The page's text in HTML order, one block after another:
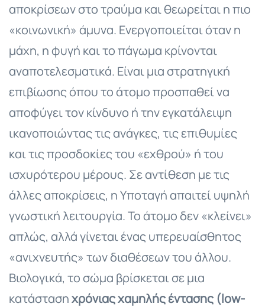
αποκρίσεων στο τραύμα και θεωρείται η πιο
«κοινωνική» άμυνα. Ενεργοποιείται όταν η
μάχη, η φυγή και το πάγωμα κρίνονται
αναποτελεσματικά. Είναι μια στρατηγική
επιβίωσης όπου το άτομο προσπαθεί να
αποφύγει τον κίνδυνο ή την εγκατάλειψη
ικανοποιώντας τις ανάγκες, τις επιθυμίες
και τις προσδοκίες του «εχθρού» ή του
ισχυρότερου μέρους. Σε αντίθεση με τις
άλλες αποκρίσεις, η Υποταγή απαιτεί υψηλή
γνωστική λειτουργία. Το άτομο δεν «κλείνει»
απλώς, αλλά γίνεται ένας υπερευαίσθητος
«ανιχνευτής» των διαθέσεων του άλλου.
Βιολογικά, το σώμα βρίσκεται σε μια
κατάστασηχρόνιας χαμηλής έντασης (low-